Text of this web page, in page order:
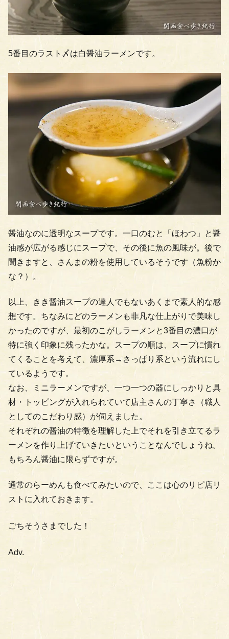
5番目のラスト〆は白醤油ラーメンです。
醤油なのに透明なスープです。一口のむと「ほわつ」と醤
油感が広がる感じにスープで、その後に魚の風味が。後で
聞きますと、さんまの粉を使用しているそうです（魚粉か
な？）。
以上、きき醤油スープの達人でもないあくまで素人的な感
想です。ちなみにどのラーメンも非凡な仕上がりで美味し
かったのですが、最初のこがしラーメンと3番目の濃口が
特に強く印象に残ったかな。スープの順は、スープに慣れ
てくることを考えて、濃厚系→さっぱり系という流れにし
ているようです。
なお、ミニラーメンですが、一つ一つの器にしっかりと具
材・トッピングが入れられていて店主さんの丁寧さ（職人
としてのこだわり感）が伺えました。
それぞれの醤油の特徴を理解した上でそれを引き立てるラ
ーメンを作り上げていきたいということなんでしょうね。
もちろん醤油に限らずですが。
通常のらーめんも食べてみたいので、ここは心のリピ店リ
ストに入れておきます。
ごちそうさまでした！
Adv.